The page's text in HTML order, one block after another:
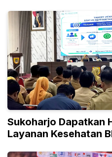
Sukoharjo Dapatkan
Layanan Kesehatan